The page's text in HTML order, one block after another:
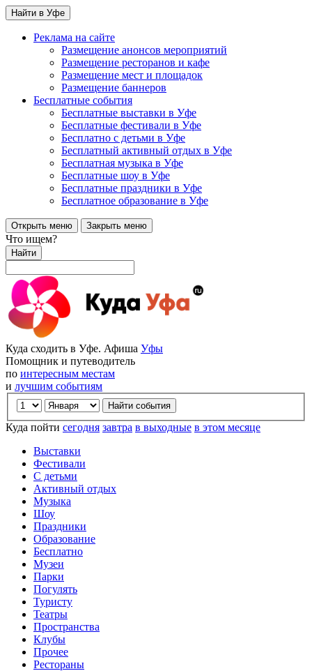
Найти в Уфе
Реклама на сайте
Размещение анонсов мероприятий
Размещение ресторанов и кафе
Размещение мест и площадок
Размещение баннеров
Бесплатные события
Бесплатные выставки в Уфе
Бесплатные фестивали в Уфе
Бесплатно с детьми в Уфе
Бесплатный активный отдых в Уфе
Бесплатная музыка в Уфе
Бесплатные шоу в Уфе
Бесплатные праздники в Уфе
Бесплатное образование в Уфе
Открыть меню Закрыть меню
Что ищем?
Найти
Куда сходить в Уфе. Афиша Уфы
Помощник и путеводитель
по интересным местам
и лучшим событиям
Куда пойти сегодня завтра в выходные в этом месяце
Выставки
Фестивали
С детьми
Активный отдых
Музыка
Шоу
Праздники
Образование
Бесплатно
Музеи
Парки
Погулять
Туристу
Театры
Пространства
Клубы
Прочее
Рестораны